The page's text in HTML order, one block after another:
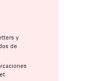
y
de